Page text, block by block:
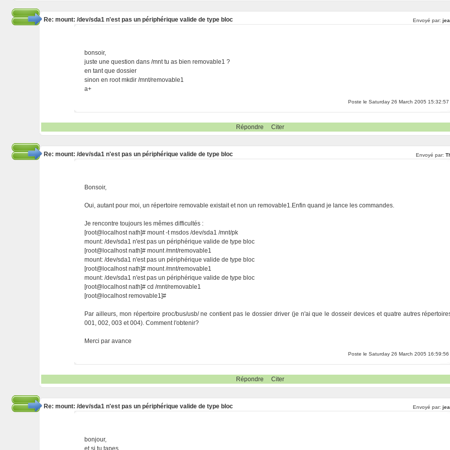
Re: mount: /dev/sda1 n'est pas un périphérique valide de type bloc Envoyé par:
bonsoir,
juste une question dans /mnt tu as bien removable1 ?
en tant que dossier
sinon en root mkdir /mnt/removable1
a+
Poste le Saturday 26 March 2005 15:32:57
Répondre Citer
Re: mount: /dev/sda1 n'est pas un périphérique valide de type bloc Envoyé par:
Bonsoir,
Oui, autant pour moi, un répertoire removable existait et non un removable1.Enfin quand je lance les commandes.
Je rencontre toujours les mêmes difficultés :
[root@localhost nath]# mount -t msdos /dev/sda1 /mnt/pk
mount: /dev/sda1 n'est pas un périphérique valide de type bloc
[root@localhost nath]# mount /mnt/removable1
mount: /dev/sda1 n'est pas un périphérique valide de type bloc
[root@localhost nath]# mount /mnt/removable1
mount: /dev/sda1 n'est pas un périphérique valide de type bloc
[root@localhost nath]# cd /mnt/removable1
[root@localhost removable1]#
Par ailleurs, mon répertoire proc/bus/usb/ ne contient pas le dossier driver (je n'ai que le dosseir devices et quatre autres
001, 002, 003 et 004). Comment l'obtenir?
Merci par avance
Poste le Saturday 26 March 2005 16:59:56
Répondre Citer
Re: mount: /dev/sda1 n'est pas un périphérique valide de type bloc Envoyé par:
bonjour,
et si tu tapes